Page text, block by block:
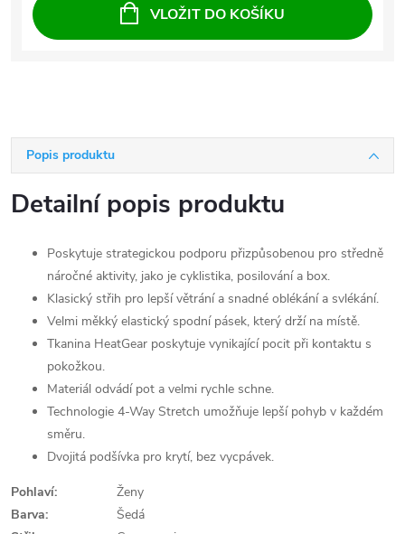
VLOŽIT DO KOŠÍKU
Popis produktu
Detailní popis produktu
Poskytuje strategickou podporu přizpůsobenou pro středně
náročné aktivity, jako je cyklistika, posilování a box.
Klasický střih pro lepší větrání a snadné oblékání a svlékání.
Velmi měkký elastický spodní pásek, který drží na místě.
Tkanina HeatGear poskytuje vynikající pocit při kontaktu s
pokožkou.
Materiál odvádí pot a velmi rychle schne.
Technologie 4-Way Stretch umožňuje lepší pohyb v každém
směru.
Dvojitá podšívka pro krytí, bez vycpávek.
Pohlaví:
Ženy
Barva:
Šedá